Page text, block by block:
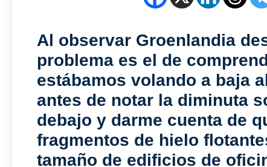
Al observar Groenlandia
problema es el de
estábamos volando a baja
antes de notar la diminuta
debajo y darme cuenta de
fragmentos de hielo
tamaño de edificios de